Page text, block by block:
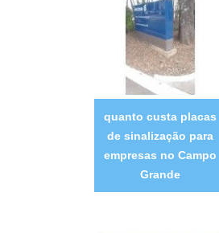
quanto custa placas
de sinalização para
empresas no Campo
Grande